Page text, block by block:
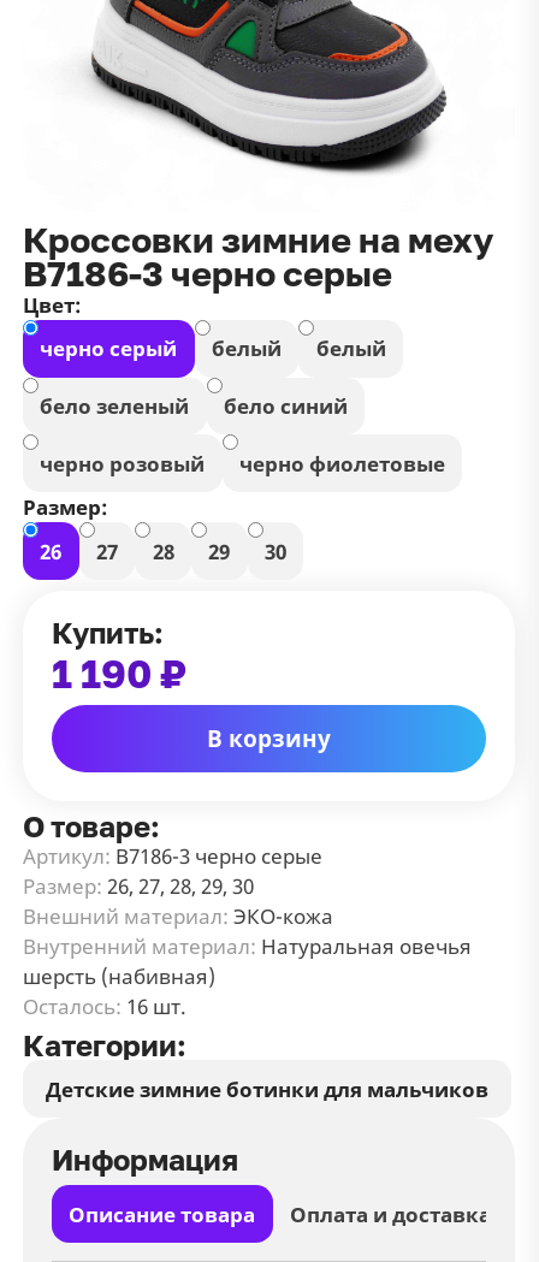
Кроссовки зимние на меху
В7186-3 черно серые
Цвет:
черно серый
белый белый
бело зеленый бело синий
черно розовый
черно фиолетовые
Размер:
26
27 28 29 30
Купить:
1 190 ₽
В корзину
О товаре:
Артикул: В7186-3 черно серые
Размер: 26, 27, 28, 29, 30
Внешний материал: ЭКО-кожа
Внутренний материал: Натуральная овечья
шерсть (набивная)
Осталось: 16 шт.
Категории:
Детские зимние ботинки для мальчиков
Информация
Описание товара Оплата и доставка
данныхипубличной оффертой
Зарегистрироваться
100 ₽100 ₽
42